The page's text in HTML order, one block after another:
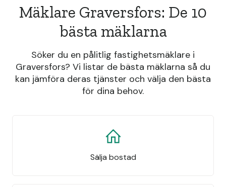
Mäklare Graversfors: De 10
bästa mäklarna
Söker du en pålitlig fastighetsmäklare i
Graversfors? Vi listar de bästa mäklarna så du
kan jämföra deras tjänster och välja den bästa
för dina behov.
Sälja bostad